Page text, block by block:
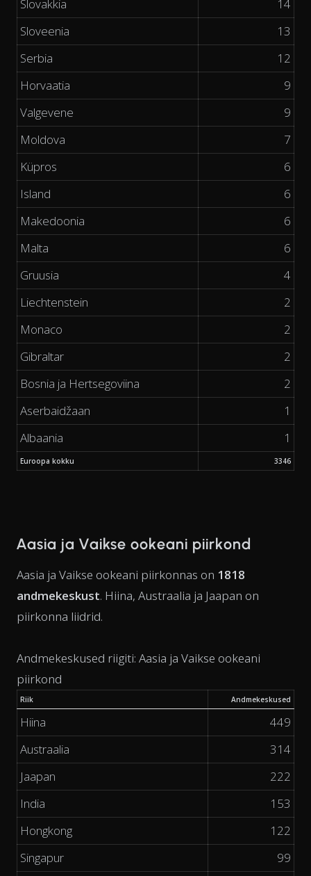
Slovakkia
14
Sloveenia
13
Serbia
12
Horvaatia
9
Valgevene
9
Moldova
7
Küpros
6
Island
6
Makedoonia
6
Malta
6
Gruusia
4
Liechtenstein
2
Monaco
2
Gibraltar
2
Bosnia ja Hertsegoviina
2
Aserbaidžaan
1
Albaania
1
Euroopa kokku 3346
Aasia ja Vaikse ookeani piirkond
Aasia ja Vaikse ookeani piirkonnas on 1818
andmekeskust. Hiina, Austraalia ja Jaapan on
piirkonna liidrid.
Andmekeskused riigiti: Aasia ja Vaikse ookeani
piirkond
Riik Andmekeskused
Hiina
449
Austraalia
314
Jaapan
222
India
153
Hongkong
122
Singapur
99